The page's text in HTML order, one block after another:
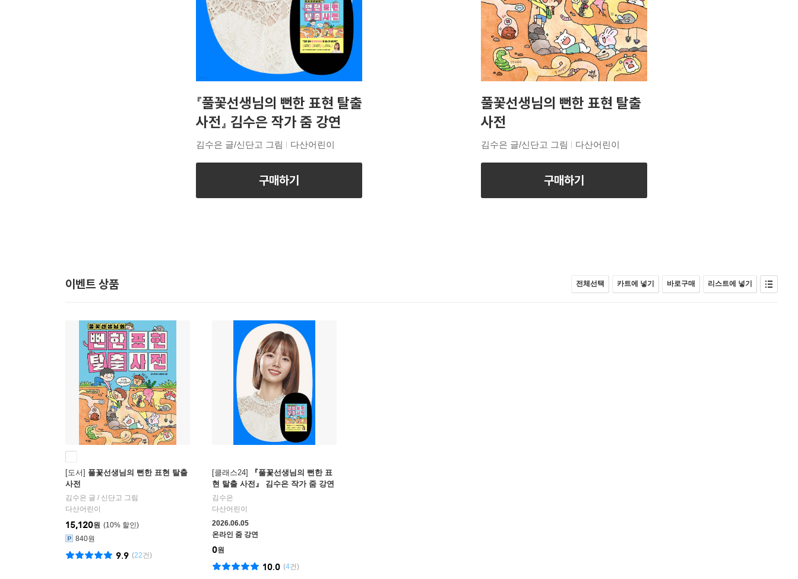
『풀꽃선생님의 뻔한 표현 탈출
사전』 김수은 작가 줌 강연
김수은 글/신단고 그림 다산어린이
구매하기
풀꽃선생님의 뻔한 표현 탈출
사전
김수은 글/신단고 그림 다산어린이
구매하기
이벤트 상품 전체선택 카트에 넣기 바로구매 리스트에 넣기
[도서] 풀꽃선생님의 뻔한 표현 탈출
사전
김수은 글 / 신단고 그림
다산어린이
10%
15,120원
840원
(22건)
9.9
[클래스24]
『풀꽃선생님의 뻔한 표
현 탈출 사전』 김수은 작가 줌 강연
김수은
다산어린이
2026.06.05
온라인 줌 강연
0원
(4건)
10.0